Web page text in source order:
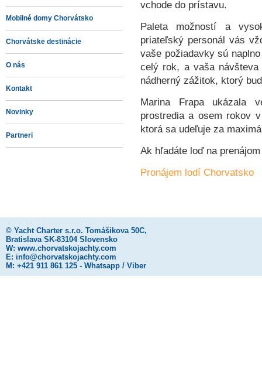
Mobilné domy Chorvátsko
Chorvátske destinácie
O nás
Kontakt
Novinky
Partneri
vchode do prístavu.
Paleta možností a
priateľský personál vás
vaše požiadavky sú
celý rok, a vaša návšteva
nádherný zážitok, ktorý
Marina Frapa ukázala
prostredia a osem rokov
ktorá sa udeľuje za
Ak hľadáte loď na
Pronájem lodí Chorvatsko
© Yacht Charter s.r.o. Tomášikova 50C,
Bratislava SK-83104 Slovensko
W: www.chorvatskojachty.com
E: info@chorvatskojachty.com
M: +421 911 861 125 - Whatsapp / Viber